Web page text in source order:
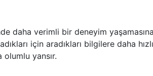
daha verimli bir deneyim yaşamasına
için aradıkları bilgilere daha hızlı
yansır.